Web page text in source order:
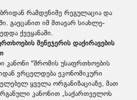
რამ­დე­ნი­მე რე­გუ­ლა­ცია და
გაეცანით იმ მთა­ვარ სი­ახ­ლე­
ქვე­ყა­ნა­ში.
მენეჯერის დაქირავების
კანონი "შრომის უსაფრთხოების
ვრცელდება ეკონომიკური
ყველა ორგანიზაციაზე, მათ
კანონით „საქართველოს